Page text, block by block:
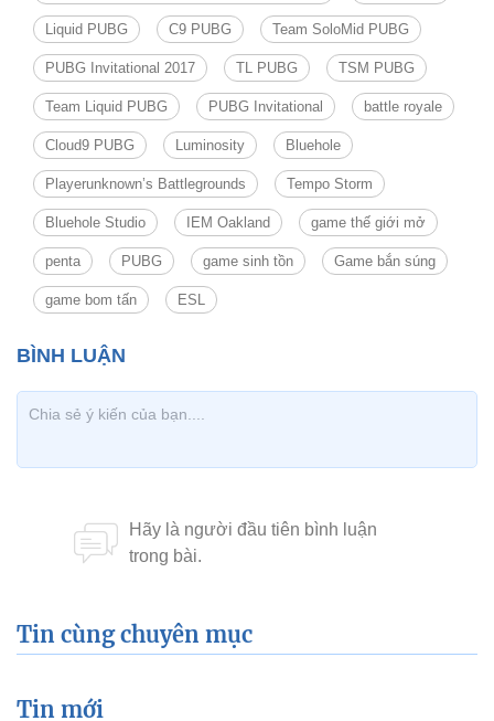
Liquid PUBG C9 PUBG Team SoloMid PUBG
PUBG Invitational 2017 TL PUBG TSM PUBG
Team Liquid PUBG PUBG Invitational battle royale
Cloud9 PUBG Luminosity Bluehole
Playerunknown’s Battlegrounds Tempo Storm
Bluehole Studio IEM Oakland game thế giới mở
penta PUBG game sinh tồn Game bắn súng
game bom tấn ESL
Tin cùng chuyên mục
Tin mới